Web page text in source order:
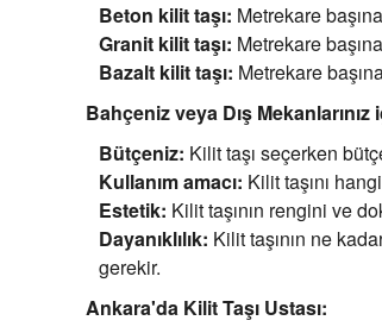
Beton kilit taşı: Metrekare
Granit kilit taşı: Metrekare
Bazalt kilit taşı: Metrekare
Bahçeniz veya Dış
Bütçeniz: Kilit taşı seçerken
Kullanım amacı: Kilit taşını
Estetik: Kilit taşının rengini ve
Dayanıklılık: Kilit taşının ne
gerekir.
Ankara'da Kilit Taşı Ustası: